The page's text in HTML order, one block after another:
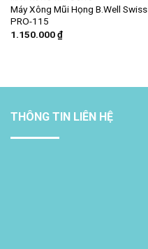
Máy Xông Mũi Họng B.Well Swiss
PRO-115
1.150.000₫
THÔNG TIN LIÊN HỆ